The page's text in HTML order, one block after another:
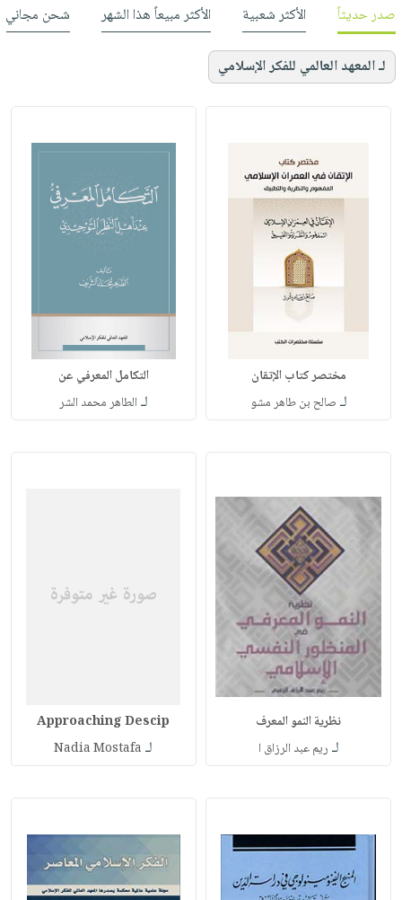
صدر حديثاً الأكثر شعبية الأكثر مبيعاً هذا الشهر شحن مجاني
لـ المعهد العالمي للفكر الإسلامي
مختصر كتاب الإتقان
لـ صالح بن طاهر مشو
التكامل المعرفي عن
لـ الطاهر محمد الشر
نظرية النمو المعرف
لـ ريم عبد الرزاق ا
Approaching Descip
لـ Nadia Mostafa